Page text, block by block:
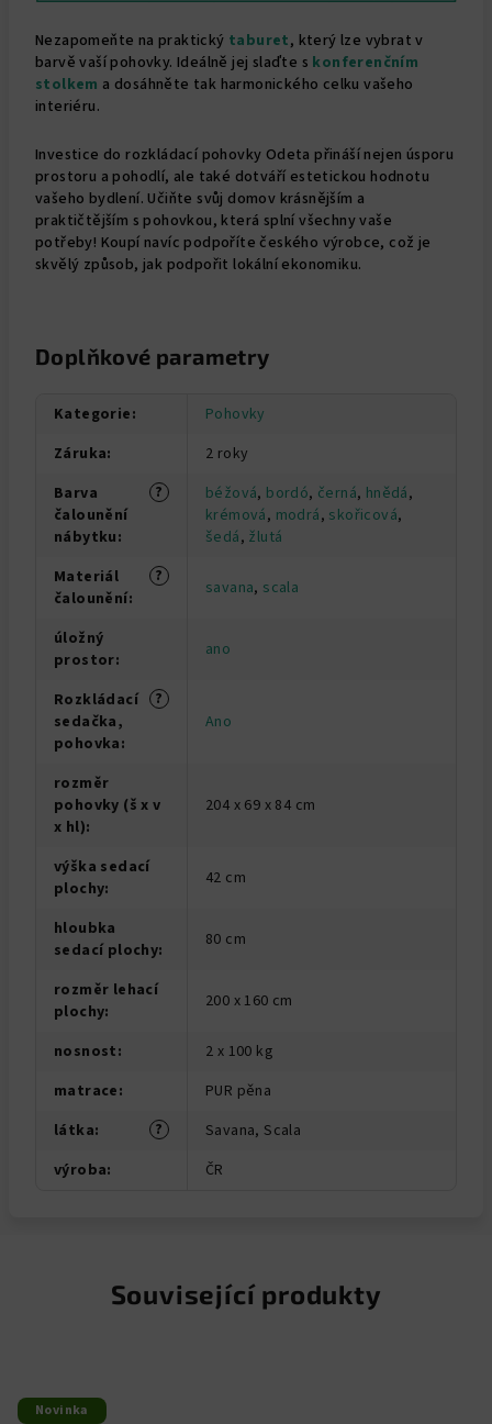
Nezapomeňte na praktický taburet, který lze vybrat v
barvě vaší pohovky. Ideálně jej slaďte s konferenčním
stolkem a dosáhněte tak harmonického celku vašeho
interiéru.
Investice do rozkládací pohovky Odeta přináší nejen úsporu
prostoru a pohodlí, ale také dotváří estetickou hodnotu
vašeho bydlení. Učiňte svůj domov krásnějším a
praktičtějším s pohovkou, která splní všechny vaše
potřeby! Koupí navíc podpoříte českého výrobce, což je
skvělý způsob, jak podpořit lokální ekonomiku.
Doplňkové parametry
Kategorie:
Pohovky
Záruka:
2 roky
?
Barva
čalounění
nábytku:
béžová, bordó, černá, hnědá,
krémová, modrá, skořicová,
šedá, žlutá
?
Materiál
čalounění: savana, scala
úložný
prostor: ano
?
Rozkládací
sedačka,
pohovka:
Ano
rozměr
pohovky (š x v
x hl):
204 x 69 x 84 cm
výška sedací
plochy: 42 cm
hloubka
sedací plochy: 80 cm
rozměr lehací
plochy: 200 x 160 cm
nosnost:
2 x 100 kg
matrace:
PUR pěna
?
látka:
Savana, Scala
výroba: ČR
Související produkty
Novinka